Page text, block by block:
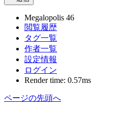
Megalopolis 46
閲覧履歴
タグ一覧
作者一覧
設定情報
ログイン
Render time: 0.57ms
ページの先頭へ